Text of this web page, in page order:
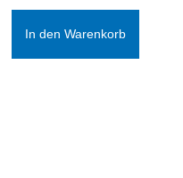
In den Warenkorb